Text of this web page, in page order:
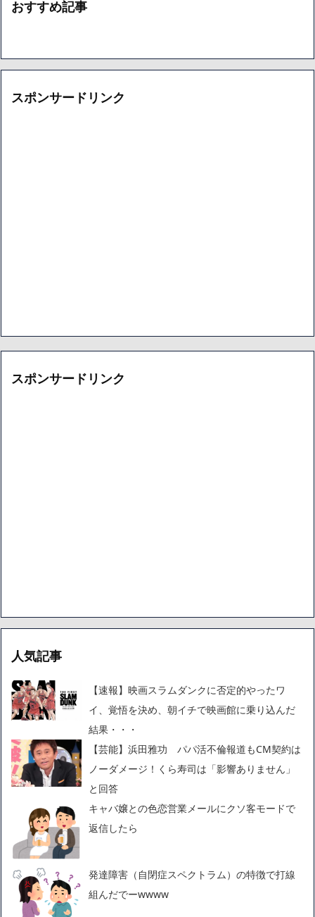
おすすめ記事
スポンサードリンク
スポンサードリンク
人気記事
【速報】映画スラムダンクに否定的やったワ
イ、覚悟を決め、朝イチで映画館に乗り込んだ
結果・・・
【芸能】浜田雅功 パパ活不倫報道もCM契約は
ノーダメージ！くら寿司は「影響ありません」
と回答
キャバ嬢との色恋営業メールにクソ客モードで
返信したら
発達障害（自閉症スペクトラム）の特徴で打線
組んだでーwwww